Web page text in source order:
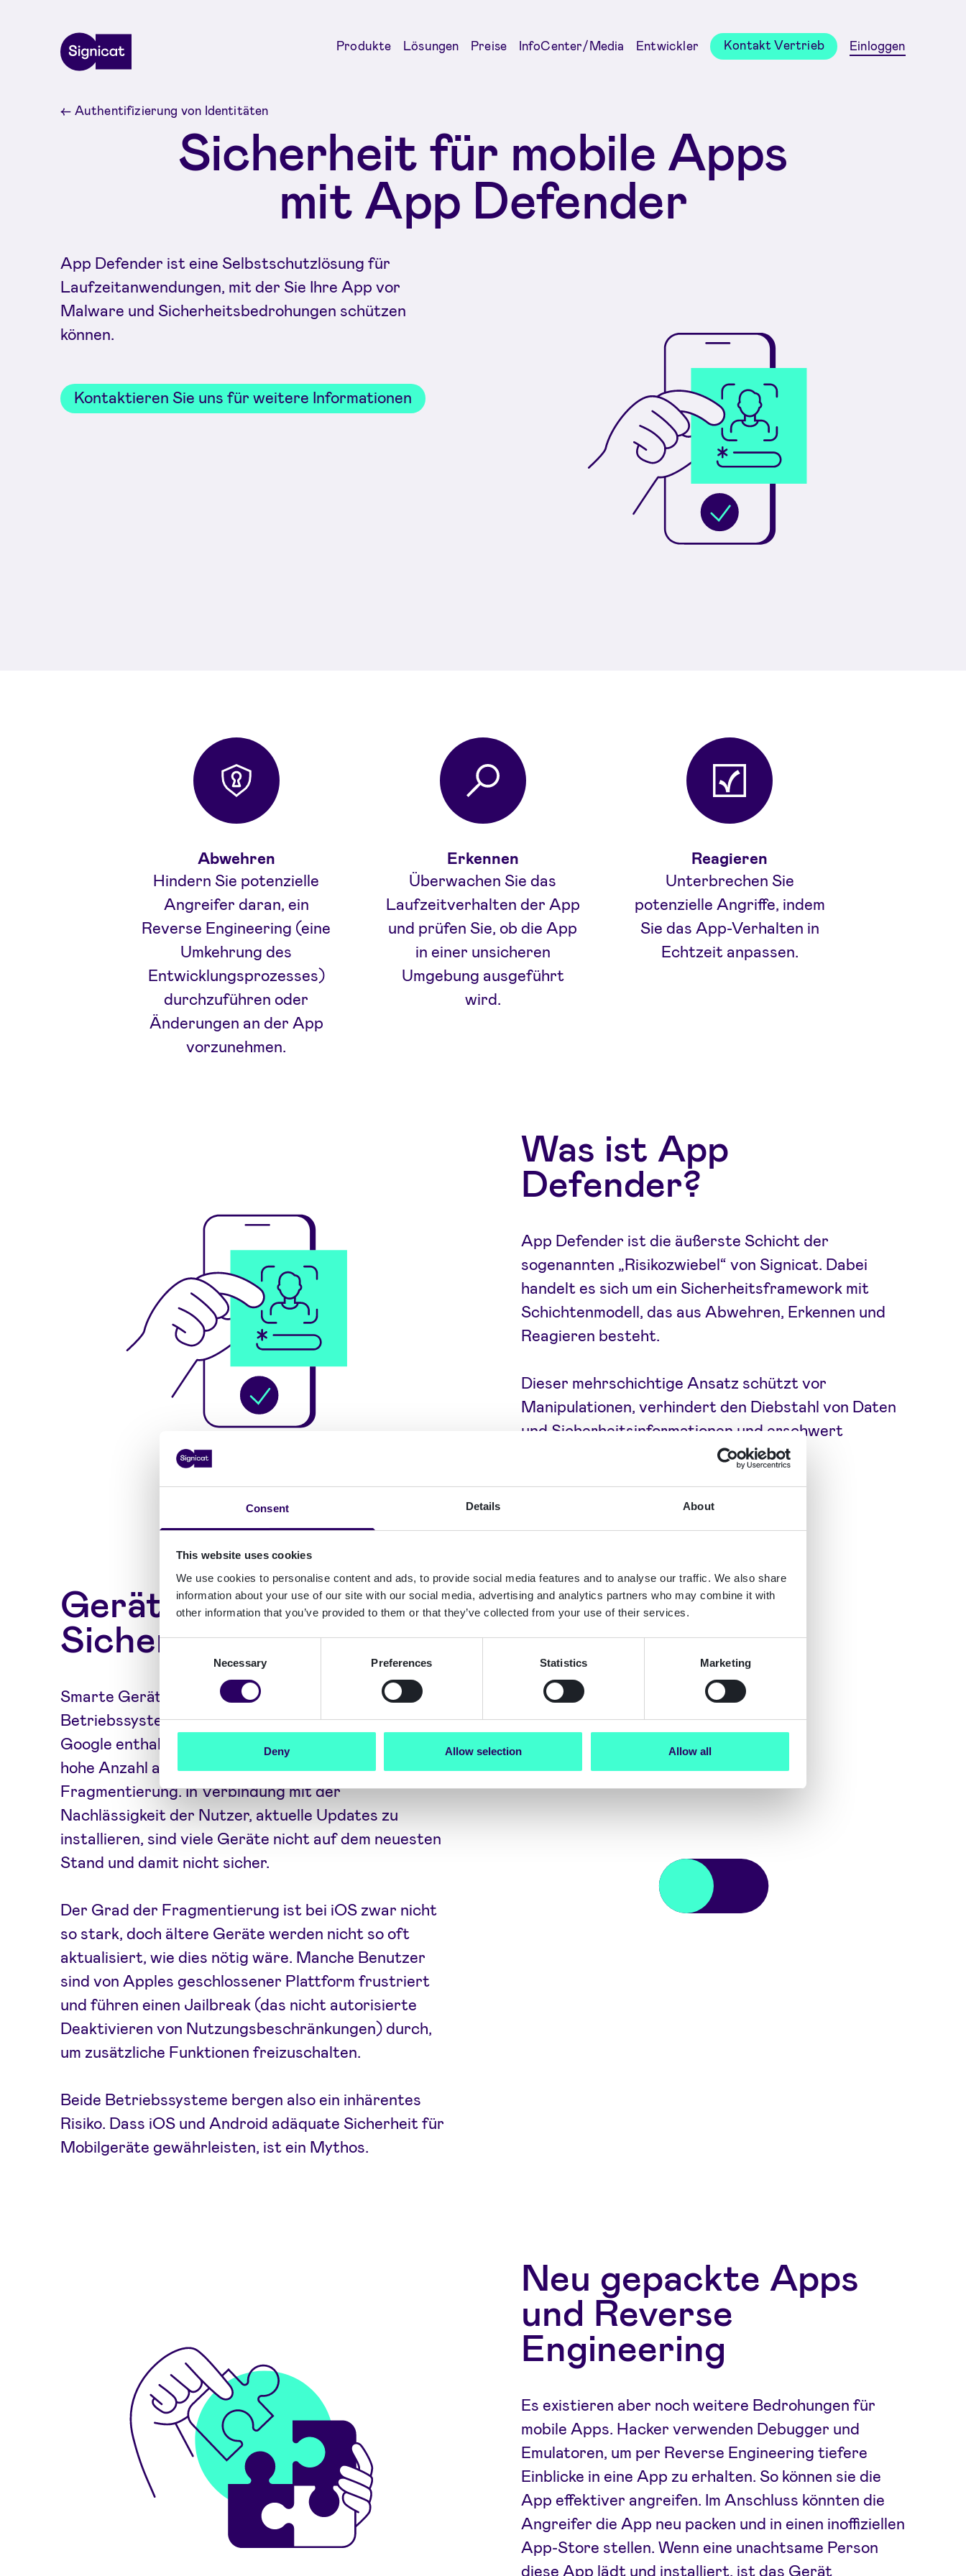
Consent Details About
This website uses cookies
We use cookies to personalise content and ads, to provide social media features and to analyse our traffic. We also share
information about your use of our site with our social media, advertising and analytics partners who may combine it with
other information that you’ve provided to them or that they’ve collected from your use of their services.
Necessary Preferences Statistics Marketing
Deny Allow selection Allow all
Produkte Lösungen Preise InfoCenter/Media Entwickler Kontakt Vertrieb Einloggen
← Authentifizierung von Identitäten
Sicherheit für mobile Apps
mit App Defender
App Defender ist eine Selbstschutzlösung für
Laufzeitanwendungen, mit der Sie Ihre App vor
Malware und Sicherheitsbedrohungen schützen
können.
Kontaktieren Sie uns für weitere Informationen
Vorteile
Abwehren
Hindern Sie potenzielle
Angreifer daran, ein
Reverse Engineering (eine
Umkehrung des
Entwicklungsprozesses)
durchzuführen oder
Änderungen an der App
vorzunehmen.
Erkennen
Überwachen Sie das
Laufzeitverhalten der App
und prüfen Sie, ob die App
in einer unsicheren
Umgebung ausgeführt
wird.
Reagieren
Unterbrechen Sie
potenzielle Angriffe, indem
Sie das App-Verhalten in
Echtzeit anpassen.
Was ist App
Defender?
App Defender ist die äußerste Schicht der
sogenannten „Risikozwiebel“ von Signicat. Dabei
handelt es sich um ein Sicherheitsframework mit
Schichtenmodell, das aus Abwehren, Erkennen und
Reagieren besteht.
Dieser mehrschichtige Ansatz schützt vor
Manipulationen, verhindert den Diebstahl von Daten
und Sicherheitsinformationen und erschwert
Cyberkriminellen das Manipulieren von
Geräte haben
Sicherheitslücken
Smarte Geräte sind nicht sicher. Die
Betriebssysteme iOS von Apple und Android von
Google enthalten Schwachstellen. Insbesondere die
hohe Anzahl an Android-Geräten führt zu
Fragmentierung. In Verbindung mit der
Nachlässigkeit der Nutzer, aktuelle Updates zu
installieren, sind viele Geräte nicht auf dem neuesten
Stand und damit nicht sicher.
Der Grad der Fragmentierung ist bei iOS zwar nicht
so stark, doch ältere Geräte werden nicht so oft
aktualisiert, wie dies nötig wäre. Manche Benutzer
sind von Apples geschlossener Plattform frustriert
und führen einen Jailbreak (das nicht autorisierte
Deaktivieren von Nutzungsbeschränkungen) durch,
um zusätzliche Funktionen freizuschalten.
Beide Betriebssysteme bergen also ein inhärentes
Risiko. Dass iOS und Android adäquate Sicherheit für
Mobilgeräte gewährleisten, ist ein Mythos.
Neu gepackte Apps
und Reverse
Engineering
Es existieren aber noch weitere Bedrohungen für
mobile Apps. Hacker verwenden Debugger und
Emulatoren, um per Reverse Engineering tiefere
Einblicke in eine App zu erhalten. So können sie die
App effektiver angreifen. Im Anschluss könnten die
Angreifer die App neu packen und in einen inoffiziellen
App-Store stellen. Wenn eine unachtsame Person
diese App lädt und installiert, ist das Gerät